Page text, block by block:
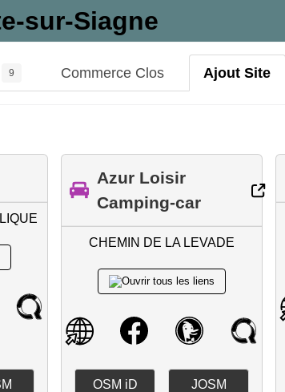
sur-Siagne
9 Commerce Clos Ajout Site
Azur Loisir
Camping-car
CHEMIN DE LA LEVADE
OSM iD JOSM